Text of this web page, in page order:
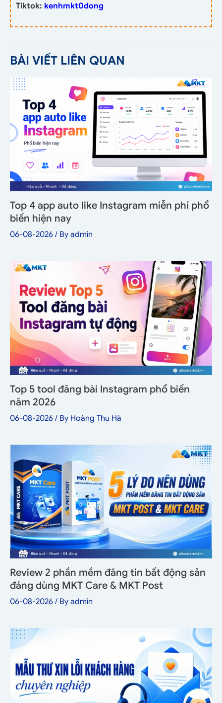
Tiktok: kenhmkt0dong
BÀI VIẾT LIÊN QUAN
Top 4 app auto like Instagram miễn phí phổ
biến hiện nay
06-08-2026 / By admin
Top 5 tool đăng bài Instagram phổ biến
năm 2026
06-08-2026 / By Hoàng Thu Hà
Review 2 phần mềm đăng tin bất động sản
đáng dùng MKT Care & MKT Post
06-08-2026 / By admin